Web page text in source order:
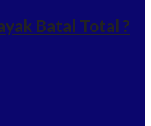
Batal Total ?